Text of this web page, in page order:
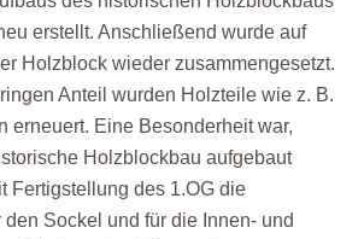
erstellt. Anschließend wurde auf
Holzblock wieder zusammengesetzt.
Anteil wurden Holzteile wie z. B.
erneuert. Eine Besonderheit war,
Holzblockbau aufgebaut
Fertigstellung des 1.OG die
den Sockel und für die Innen- und